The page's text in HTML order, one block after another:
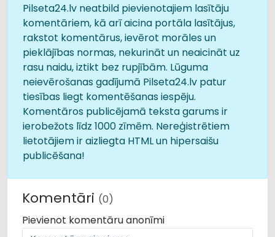
Pilseta24.lv neatbild pievienotajiem lasītāju
komentāriem, kā arī aicina portāla lasītājus,
rakstot komentārus, ievērot morāles un
pieklājības normas, nekurināt un neaicināt uz
rasu naidu, iztikt bez rupjībām. Lūguma
neievērošanas gadījumā Pilseta24.lv patur
tiesības liegt komentēšanas iespēju.
Komentāros publicējamā teksta garums ir
ierobežots līdz 1000 zīmēm. Nereģistrētiem
lietotājiem ir aizliegta HTML un hipersaišu
publicēšana!
Komentāri (0)
Pievienot komentāru anonīmi